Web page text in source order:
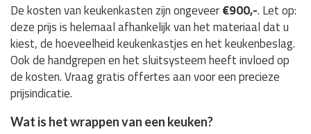
De kosten van keukenkasten zijn ongeveer€900,-. Let op:
deze prijs is helemaal afhankelijk van het materiaal dat u
kiest, de hoeveelheid keukenkastjes en het keukenbeslag.
Ook de handgrepen en het sluitsysteem heeft invloed op
de kosten. Vraag gratis offertes aan voor een precieze
prijsindicatie.
Wat is het wrappen van een keuken?